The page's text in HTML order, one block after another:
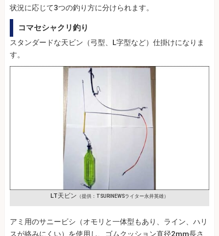
状況に応じて3つの釣り方に分けられます。
コマセシャクリ釣り
スタンダードな天ビン（弓型、L字型など）仕掛けになりま
す。
LT天ビン （提供：TSURINEWSライター永井英雄）
アミ用のサニービシ（オモリと一体型もあり、ライン、ハリ
スが絡みにくい）を使用し、ゴムクッション直径2mm長さ